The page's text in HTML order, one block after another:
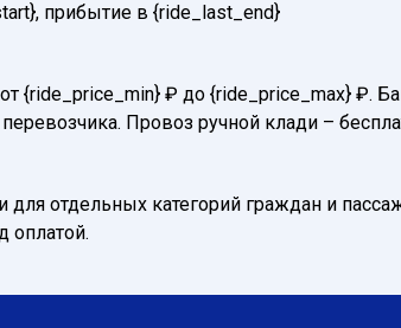
прибытие в {ride_last_end}
{ride_price_min} ₽ до {ride_price_max}
Провоз ручной клади –
отдельных категорий граждан и
оплатой.